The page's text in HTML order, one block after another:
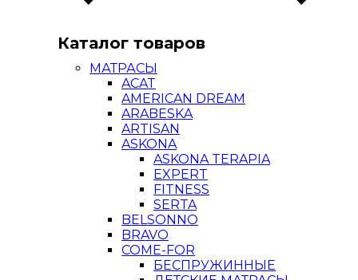
Каталог товаров
МАТРАСЫ
ACAT
AMERICAN DREAM
ARABESKA
ARTISAN
ASKONA
ASKONA TERAPIA
EXPERT
FITNESS
SERTA
BELSONNO
BRAVO
COME-FOR
БЕСПРУЖИННЫЕ